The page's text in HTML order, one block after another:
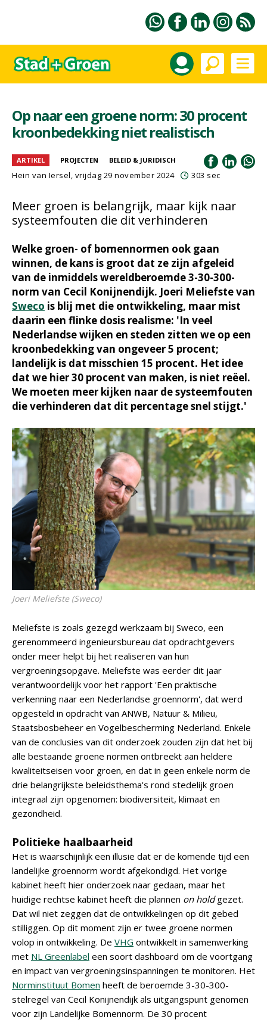
Op naar een groene norm: 30 procent
kroonbedekking niet realistisch
ARTIKEL PROJECTEN BELEID & JURIDISCH
Hein van Iersel, vrijdag 29 november 2024 303 sec
Meer groen is belangrijk, maar kijk naar
systeemfouten die dit verhinderen
Welke groen- of bomennormen ook gaan
winnen, de kans is groot dat ze zijn afgeleid
van de inmiddels wereldberoemde 3-30-300-
norm van Cecil Konijnendijk. Joeri Meliefste van
Sweco is blij met die ontwikkeling, maar mist
daarin een flinke dosis realisme: 'In veel
Nederlandse wijken en steden zitten we op een
kroonbedekking van ongeveer 5 procent;
landelijk is dat misschien 15 procent. Het idee
dat we hier 30 procent van maken, is niet reëel.
We moeten meer kijken naar de systeemfouten
die verhinderen dat dit percentage snel stijgt.'
Joeri Meliefste (Sweco)
Meliefste is zoals gezegd werkzaam bij Sweco, een
gerenommeerd ingenieursbureau dat opdrachtgevers
onder meer helpt bij het realiseren van hun
vergroeningsopgave. Meliefste was eerder dit jaar
verantwoordelijk voor het rapport 'Een praktische
verkenning naar een Nederlandse groennorm', dat werd
opgesteld in opdracht van ANWB, Natuur & Milieu,
Staatsbosbeheer en Vogelbescherming Nederland. Enkele
van de conclusies van dit onderzoek zouden zijn dat het bij
alle bestaande groene normen ontbreekt aan heldere
kwaliteitseisen voor groen, en dat in geen enkele norm de
drie belangrijkste beleidsthema's rond stedelijk groen
integraal zijn opgenomen: biodiversiteit, klimaat en
gezondheid.
Politieke haalbaarheid
Het is waarschijnlijk een illusie dat er de komende tijd een
landelijke groennorm wordt afgekondigd. Het vorige
kabinet heeft hier onderzoek naar gedaan, maar het
huidige rechtse kabinet heeft die plannen on holdgezet.
Dat wil niet zeggen dat de ontwikkelingen op dit gebed
stilliggen. Op dit moment zijn er twee groene normen
volop in ontwikkeling. De VHG ontwikkelt in samenwerking
met NL Greenlabel een soort dashboard om de voortgang
en impact van vergroeningsinspanningen te monitoren. Het
Norminstituut Bomen heeft de beroemde 3-30-300-
stelregel van Cecil Konijnendijk als uitgangspunt genomen
voor zijn Landelijke Bomennorm. De 30 procent